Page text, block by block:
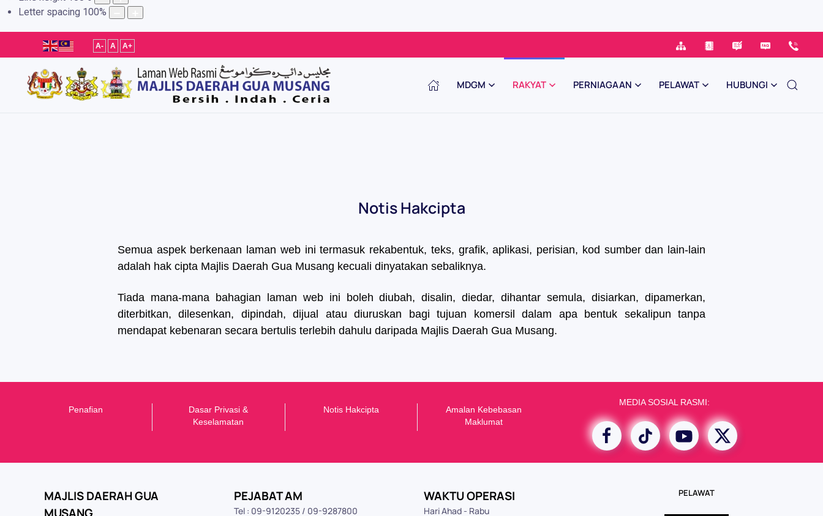
Letter spacing 100%
A- A A+
MDGM RAKYAT PERNIAGAAN PELAWAT HUBUNGI
Notis Hakcipta
Semua aspek berkenaan laman web ini termasuk rekabentuk, teks, grafik, aplikasi, perisian, kod sumber dan lain-lain
adalah hak cipta Majlis Daerah Gua Musang kecuali dinyatakan sebaliknya.
Tiada mana-mana bahagian laman web ini boleh diubah, disalin, diedar, dihantar semula, disiarkan, dipamerkan,
diterbitkan, dilesenkan, dipindah, dijual atau diuruskan bagi tujuan komersil dalam apa bentuk sekalipun tanpa
mendapat kebenaran secara bertulis terlebih dahulu daripada Majlis Daerah Gua Musang.
Penafian
Dasar Privasi &
Keselamatan
Notis Hakcipta
Amalan Kebebasan
Maklumat
MEDIA SOSIAL RASMI:
MAJLIS DAERAH GUA
PEJABAT AM
Tel : 09-9120235 / 09-9287800
WAKTU OPERASI
Hari Ahad - Rabu
PELAWAT